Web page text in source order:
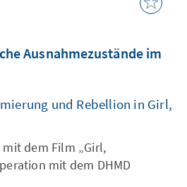
Ausnahmezustände im
und Rebellion in Girl,
dem Film „Girl,
mit dem DHMD